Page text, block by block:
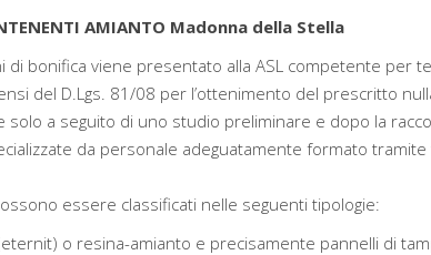
AMIANTO Madonna della Stella
di bonifica viene presentato alla ASL competente per
del D.Lgs. 81/08 per l’ottenimento del prescritto
solo a seguito di uno studio preliminare e dopo la
da personale adeguatamente formato tramite
essere classificati nelle seguenti tipologie:
o resina-amianto e precisamente pannelli di